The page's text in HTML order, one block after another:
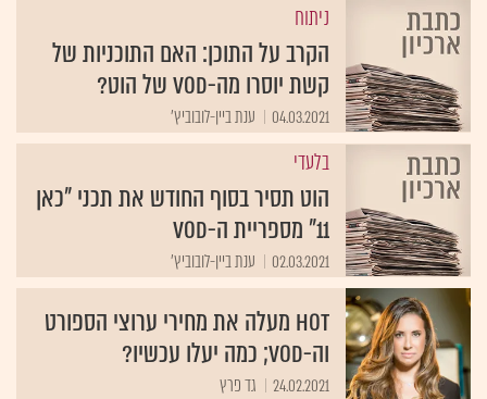
ניתוח
הקרב על התוכן: האם התוכניות של
קשת יוסרו מה-VOD של הוט?
04.03.2021 ענת ביין-לובוביץ'
בלעדי
הוט תסיר בסוף החודש את תכני "כאן
11" מספריית ה-VOD
02.03.2021 ענת ביין-לובוביץ'
HOT מעלה את מחירי ערוצי הספורט
וה-VOD; כמה יעלו עכשיו?
24.02.2021 גד פרץ